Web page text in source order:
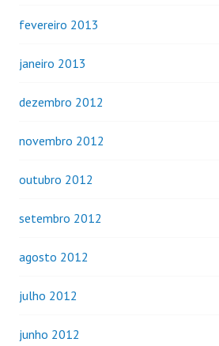
fevereiro 2013
janeiro 2013
dezembro 2012
novembro 2012
outubro 2012
setembro 2012
agosto 2012
julho 2012
junho 2012